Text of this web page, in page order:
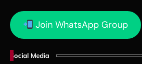
Join WhatsApp Group
Social Media